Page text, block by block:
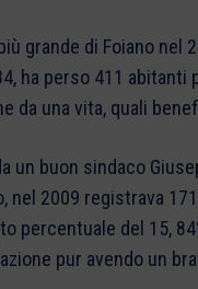
grande di Foiano nel
ha perso 411 abitanti
da una vita, quali
un buon sindaco
nel 2009 registrava
percentuale del 15,
pur avendo un